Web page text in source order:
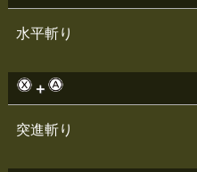
水平斬り
＋
突進斬り